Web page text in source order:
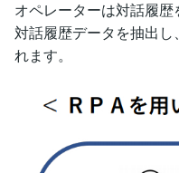
オペレーターは対話履
対話履歴データを抽出し
れます。